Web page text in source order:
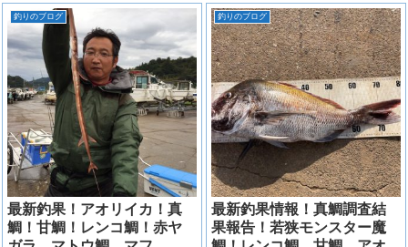
釣りのブログ
最新釣果！アオリイカ！真
鯛！甘鯛！レンコ鯛！赤ヤ
釣りのブログ
最新釣果情報！真鯛調査結
果報告！若狭モンスター魔